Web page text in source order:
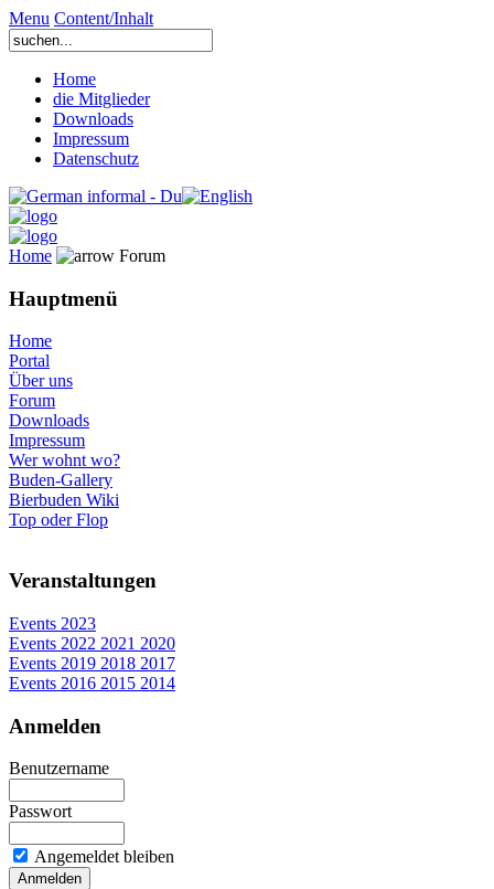
Menu Content/Inhalt
Home
die Mitglieder
Downloads
Impressum
Datenschutz
Home Forum
Hauptmenü
Home
Portal
Über uns
Forum
Downloads
Impressum
Wer wohnt wo?
Buden-Gallery
Bierbuden Wiki
Top oder Flop
Veranstaltungen
Events 2023
Events 2022 2021 2020
Events 2019 2018 2017
Events 2016 2015 2014
Anmelden
Benutzername
Passwort
Angemeldet bleiben